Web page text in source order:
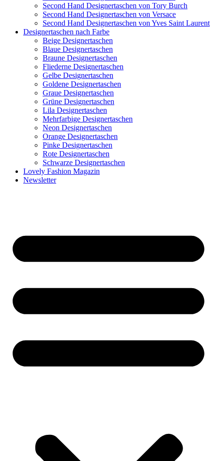
Second Hand Designertaschen von Tory Burch
Second Hand Designertaschen von Versace
Second Hand Designertaschen von Yves Saint Laurent
Designertaschen nach Farbe
Beige Designertaschen
Blaue Designertaschen
Braune Designertaschen
Fliederne Designertaschen
Gelbe Designertaschen
Goldene Designertaschen
Graue Designertaschen
Grüne Designertaschen
Lila Designertaschen
Mehrfarbige Designertaschen
Neon Designertaschen
Orange Designertaschen
Pinke Designertaschen
Rote Designertaschen
Schwarze Designertaschen
Lovely Fashion Magazin
Newsletter